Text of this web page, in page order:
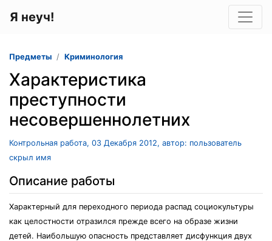
Я неуч!
Предметы Криминология
Характеристика
преступности
несовершеннолетних
Контрольная работа, 03 Декабря 2012, автор: пользователь
скрыл имя
Описание работы
Характерный для переходного периода распад социокультуры
как целостности отразился прежде всего на образе жизни
детей. Наибольшую опасность представляет дисфункция двух